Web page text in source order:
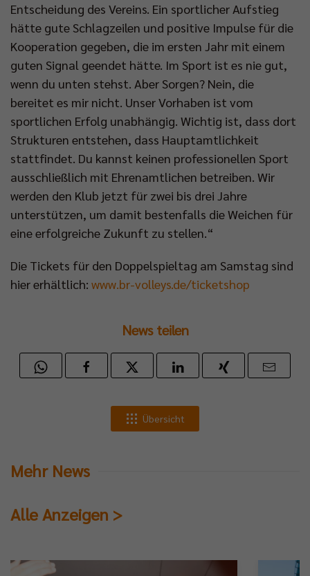
Entscheidung des Vereins. Ein sportlicher Aufstieg
hätte gute Schlagzeilen und positive Impulse für die
Kooperation gegeben, die im ersten Jahr mit einem
guten Signal geendet hätte. Im Sport ist es nie gut,
wenn du unten stehst. Aber Sorgen? Nein, die
bereitet es mir nicht. Unser Vorhaben ist vom
sportlichen Erfolg unabhängig. Wichtig ist, dass dort
Strukturen entstehen, dass Hauptamtlichkeit
stattfindet. Du kannst keinen professionellen Sport
ausschließlich mit Ehrenamtlichen betreiben. Wir
werden den Klub jetzt für zwei bis drei Jahre
unterstützen, um damit bestenfalls die Weichen für
eine erfolgreiche Zukunft zu stellen.“
Die Tickets für den Doppelspieltag am Samstag sind
hier erhältlich: www.br-volleys.de/ticketshop
News teilen
Übersicht
Mehr News
Alle Anzeigen >